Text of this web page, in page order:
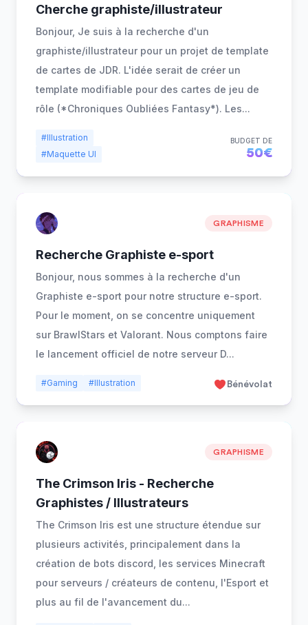
Cherche graphiste/illustrateur
Bonjour, Je suis à la recherche d'un
graphiste/illustrateur pour un projet de template
de cartes de JDR. L'idée serait de créer un
template modifiable pour des cartes de jeu de
rôle (*Chroniques Oubliées Fantasy*). Les...
#Illustration
#Maquette UI
BUDGET DE
50€
GRAPHISME
Recherche Graphiste e-sport
Bonjour, nous sommes à la recherche d'un
Graphiste e-sport pour notre structure e-sport.
Pour le moment, on se concentre uniquement
sur BrawlStars et Valorant. Nous comptons faire
le lancement officiel de notre serveur D...
#Gaming #Illustration Bénévolat
GRAPHISME
The Crimson Iris - Recherche
Graphistes / Illustrateurs
The Crimson Iris est une structure étendue sur
plusieurs activités, principalement dans la
création de bots discord, les services Minecraft
pour serveurs / créateurs de contenu, l'Esport et
plus au fil de l'avancement du...